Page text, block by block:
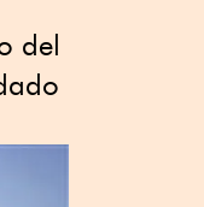
del